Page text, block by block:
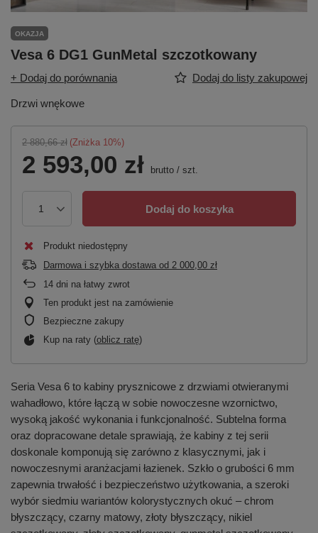
OKAZJA
Vesa 6 DG1 GunMetal szczotkowany
+ Dodaj do porównania Dodaj do listy zakupowej
Drzwi wnękowe
2 880,66 zł (Zniżka 10%)
2 593,00 zł brutto / szt.
Dodaj do koszyka
Produkt niedostępny
Darmowa i szybka dostawa od 2 000,00 zł
14 dni na łatwy zwrot
Ten produkt jest na zamówienie
Bezpieczne zakupy
Kup na raty (oblicz ratę)
Seria Vesa 6 to kabiny prysznicowe z drzwiami otwieranymi
wahadłowo, które łączą w sobie nowoczesne wzornictwo,
wysoką jakość wykonania i funkcjonalność. Subtelna forma
oraz dopracowane detale sprawiają, że kabiny z tej serii
doskonale komponują się zarówno z klasycznymi, jak i
nowoczesnymi aranżacjami łazienek. Szkło o grubości 6 mm
zapewnia trwałość i bezpieczeństwo użytkowania, a szeroki
wybór siedmiu wariantów kolorystycznych okuć – chrom
błyszczący, czarny matowy, złoty błyszczący, nikiel